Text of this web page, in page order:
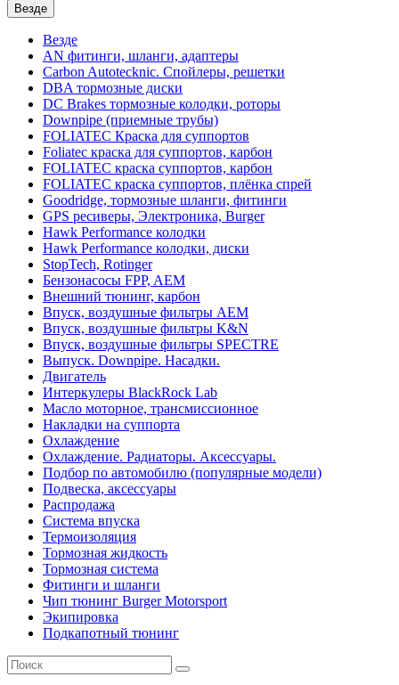
Везде
Везде
AN фитинги, шланги, адаптеры
Carbon Autotecknic. Спойлеры, решетки
DBA тормозные диски
DC Brakes тормозные колодки, роторы
Downpipe (приемные трубы)
FOLIATEC Краска для суппортов
Foliatec краска для суппортов, карбон
FOLIATEC краска суппортов, карбон
FOLIATEC краска суппортов, плёнка спрей
Goodridge, тормозные шланги, фитинги
GPS ресиверы, Электроника, Burger
Hawk Performance колодки
Hawk Performance колодки, диски
StopTech, Rotinger
Бензонасосы FPP, AEM
Внешний тюнинг, карбон
Впуск, воздушные фильтры AEM
Впуск, воздушные фильтры K&N
Впуск, воздушные фильтры SPECTRE
Выпуск. Downpipe. Насадки.
Двигатель
Интеркулеры BlackRock Lab
Масло моторное, трансмиссионное
Накладки на суппорта
Охлаждение
Охлаждение. Радиаторы. Аксессуары.
Подбор по автомобилю (популярные модели)
Подвеска, аксессуары
Распродажа
Система впуска
Термоизоляция
Тормозная жидкость
Тормозная система
Фитинги и шланги
Чип тюнинг Burger Motorsport
Экипировка
Подкапотный тюнинг